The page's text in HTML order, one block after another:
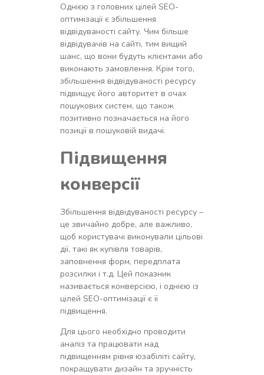
Однією з головних цілей SEO-
оптимізації є збільшення
відвідуваності сайту. Чим більше
відвідувачів на сайті, тим вищий
шанс, що вони будуть клієнтами або
виконають замовлення. Крім того,
збільшення відвідуваності ресурсу
підвищує його авторитет в очах
пошукових систем, що також
позитивно позначається на його
позиції в пошуковій видачі.
Підвищення
конверсії
Збільшення відвідуваності ресурсу –
це звичайно добре, але важливо,
щоб користувачі виконували цільові
дії, такі як купівля товарів,
заповнення форм, передплата
розсилки і т.д. Цей показник
називається конверсією, і однією із
цілей SEO-оптимізації є її
підвищення.
Для цього необхідно проводити
аналіз та працювати над
підвищенням рівня юзабіліті сайту,
покращувати дизайн та зручність